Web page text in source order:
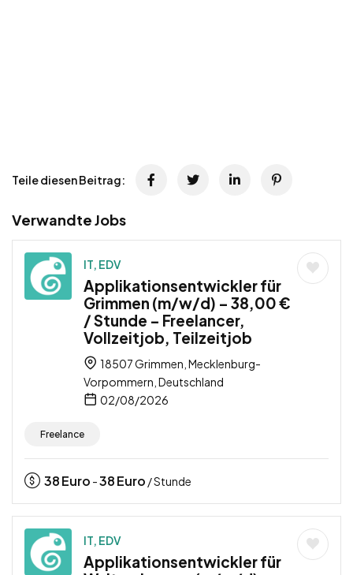
Teile diesen Beitrag:
Verwandte Jobs
IT, EDV
Applikationsentwickler für
Grimmen (m/w/d) – 38,00 €
/ Stunde – Freelancer,
Vollzeitjob, Teilzeitjob
18507 Grimmen, Mecklenburg-
Vorpommern, Deutschland
02/08/2026
Freelance
38Euro -38Euro / Stunde
IT, EDV
Applikationsentwickler für